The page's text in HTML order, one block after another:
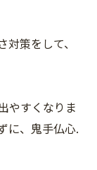
策をして、
やすくなりま
に、鬼手仏心.